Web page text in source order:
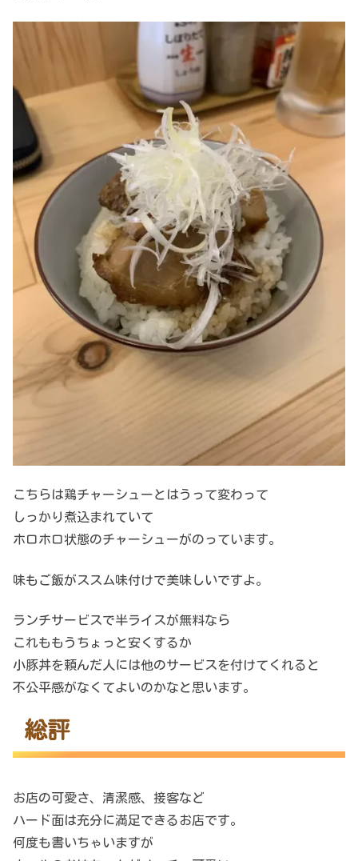
こちらは鶏チャーシューとはうって変わって
しっかり煮込まれていて
ホロホロ状態のチャーシューがのっています。
味もご飯がススム味付けで美味しいですよ。
ランチサービスで半ライスが無料なら
これももうちょっと安くするか
小豚丼を頼んだ人には他のサービスを付けてくれると
不公平感がなくてよいのかなと思います。
総評
お店の可愛さ、清潔感、接客など
ハード面は充分に満足できるお店です。
何度も書いちゃいますが